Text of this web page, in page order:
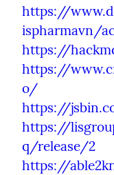
https://
ispharmavn/
https://
https://
o/
https://
https://
q/release/2
https://